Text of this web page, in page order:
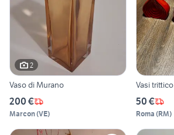
2
Vaso di Murano
200 €
Marcon(VE)
Vasi trittico
50 €
Roma (RM)